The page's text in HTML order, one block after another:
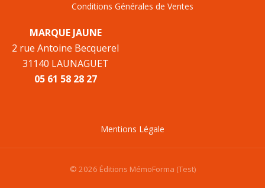
Conditions Générales de Ventes
MARQUE JAUNE
2 rue Antoine Becquerel
31140 LAUNAGUET
05 61 58 28 27
Mentions Légale
© 2026 Éditions MémoForma (Test)